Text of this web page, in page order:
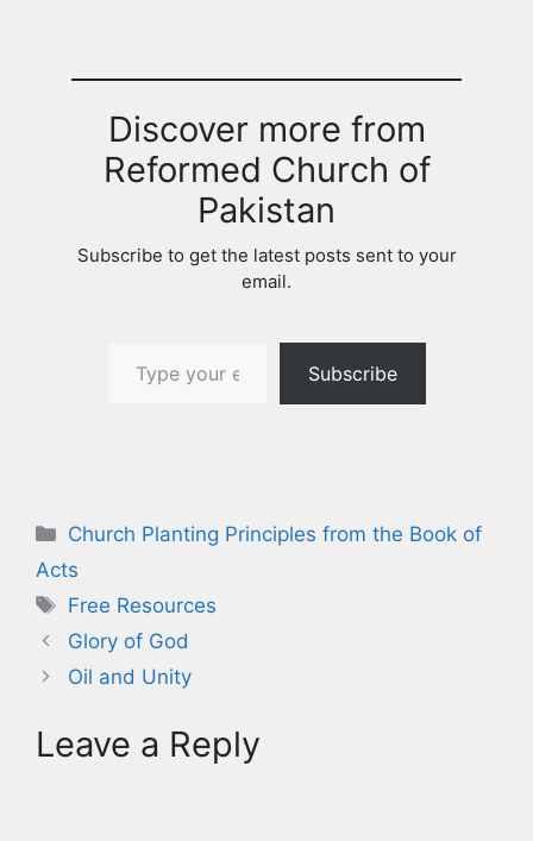
Discover more from
Reformed Church of
Pakistan
Subscribe to get the latest posts sent to your
email.
Subscribe
Categories
Church Planting Principles from the Book of
Acts
Tags
Free Resources
Glory of God
Oil and Unity
Leave a Reply